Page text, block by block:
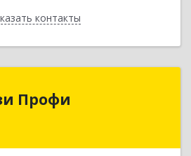
контакты
Назад
Профи
1С:Франчайзи Профи